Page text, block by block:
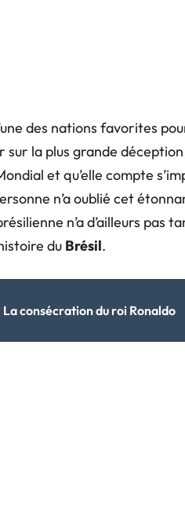
des nations favorites
sur la plus grande
et qu’elle compte
n’a oublié cet
n’a d’ailleurs pas
du Brésil.
consécration du roi Ronaldo